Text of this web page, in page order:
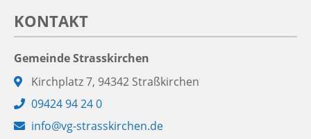
KONTAKT
Gemeinde Strasskirchen
Adresse:
Kirchplatz 7, 94342 Straßkirchen
Telefon:
09424 94 24 0
E- info@vg-strasskirchen.de